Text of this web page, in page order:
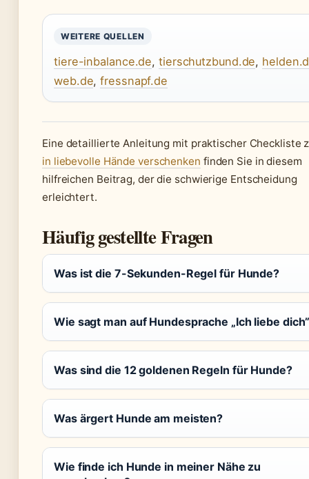
WEITERE QUELLEN
tiere-inbalance.de,tierschutzbund.de,
web.de,fressnapf.de
Eine detaillierte Anleitung mit praktischer Checkliste
in liebevolle Hände verschenken finden Sie in diesem
hilfreichen Beitrag, der die schwierige Entscheidung
erleichtert.
Häufig gestellte Fragen
Was ist die 7-Sekunden-Regel für Hunde?
Wie sagt man auf Hundesprache „Ich liebe
Was sind die 12 goldenen Regeln für Hunde?
Was ärgert Hunde am meisten?
Wie finde ich Hunde in meiner Nähe zu